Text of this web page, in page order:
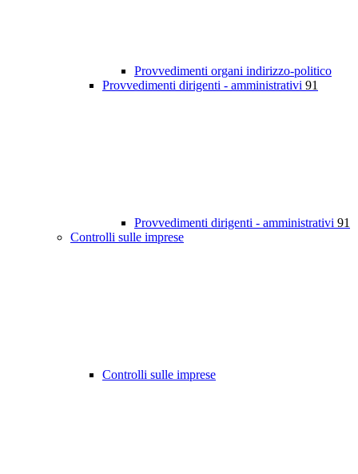
Provvedimenti organi indirizzo-politico
Provvedimenti dirigenti - amministrativi 91
Provvedimenti dirigenti - amministrativi 91
Controlli sulle imprese
Controlli sulle imprese